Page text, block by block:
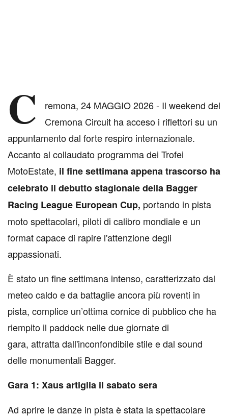
C
remona, 24 MAGGIO 2026 - Il weekend del
Cremona Circuit ha acceso i riflettori su un
appuntamento dal forte respiro internazionale.
Accanto al collaudato programma dei Trofei
MotoEstate, il fine settimana appena trascorso ha
celebrato il debutto stagionale della Bagger
Racing League European Cup, portando in pista
moto spettacolari, piloti di calibro mondiale e un
format capace di rapire l'attenzione degli
appassionati.
È stato un fine settimana intenso, caratterizzato dal
meteo caldo e da battaglie ancora più roventi in
pista, complice un’ottima cornice di pubblico che ha
riempito il paddock nelle due giornate di
gara, attratta dall'inconfondibile stile e dal sound
delle monumentali Bagger.
Gara 1: Xaus artiglia il sabato sera
Ad aprire le danze in pista è stata la spettacolare